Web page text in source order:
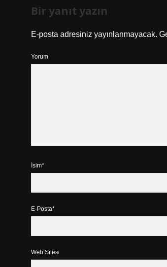
Bir yanıt yazın
E-posta adresiniz yayınlanmayacak.
Yorum
İsim*
E-Posta*
Web Sitesi